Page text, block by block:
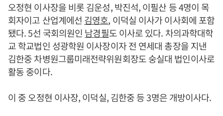
오정현 이사장을 비롯 김운성, 박진석, 이필산 등 4명이 목
회자이고 산업계에선 김영호, 이덕실 이사가 이사회에 포함
됐다. 5선 국회의원인 남경필도 이사로 있다. 차의과학대학
교 학교법인 성광학원 이사장이자 전 연세대 총장을 지낸
김한중 차병원그룹미래전략위원회장도 숭실대 법인이사로
활동 중이다.
이 중 오정현 이사장, 이덕실, 김한중 등 3명은 개방이사다.